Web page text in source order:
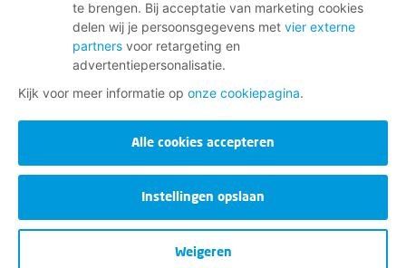
te brengen. Bij acceptatie van marketing cookies
delen wij je persoonsgegevens met vier externe
partners voor retargeting en
advertentiepersonalisatie.
Kijk voor meer informatie op onze cookiepagina.
Alle cookies accepteren
Instellingen opslaan
Weigeren